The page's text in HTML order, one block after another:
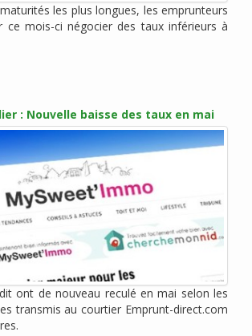
(1)
(6)
(3)
les plus longues, les emprunteurs
ce mois-ci négocier des taux inférieurs à
: Nouvelle baisse des taux en mai
ont de nouveau reculé en mai selon les
transmis au courtier Emprunt-direct.com